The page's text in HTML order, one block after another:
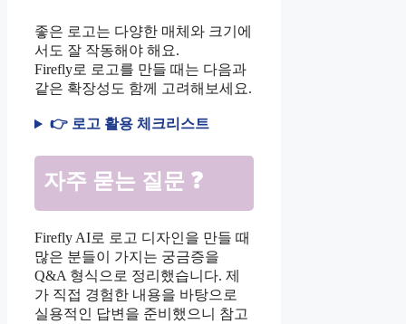
좋은 로고는 다양한 매체와 크기에
서도 잘 작동해야 해요.
Firefly로 로고를 만들 때는 다음과
같은 확장성도 함께 고려해보세요.
👉 로고 활용 체크리스트
자주 묻는 질문 ❓
Firefly AI로 로고 디자인을 만들 때
많은 분들이 가지는 궁금증을
Q&A 형식으로 정리했습니다. 제
가 직접 경험한 내용을 바탕으로
실용적인 답변을 준비했으니 참고